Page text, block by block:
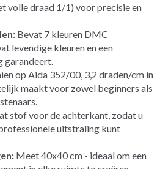
volle draad 1/1) voor precisie en
Bevat 7 kleuren DMC
levendige kleuren en een
garandeert.
op Aida 352/00, 3,2 draden/cm in
maakt voor zowel beginners als
stof voor de achterkant, zodat u
uitstraling kunt
Meet 40x40 cm - ideaal om een